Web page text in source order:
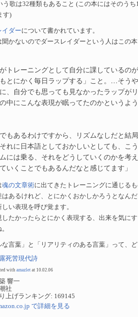
う歌は32種類もあること (この本にはそのう
す)
イダーについて書かれています。
かないのでダースレイダーという人はこの
トレーニングとして自分に課しているの
とにかく毎日ラップする」こと。…そう
、自分でも思っても見なかったラップが
中にこんな表現が眠ってたのかというよ
でもあるわけですから、リズムなしだと結
れに日本語としておかしいとしても、こ
には乗る、それをどうしていくのかを考
いくことでもあるんだなと感じてます」
魂の文章術に出てきたトレーニングに通じる
あるけれど、とにかくおかしかろうとなん
い表現を呼び覚ます。
したかったらとにかく表現する、出来を気に
言葉」と「リアリティのある言葉」って、
死苦現代詩
withamazlet at 10.02.06
響一
社
上げランキング: 169145
で詳細を見る